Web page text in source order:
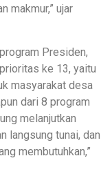
makmur,” ujar
Presiden,
ke 13, yaitu
masyarakat desa
dari 8 program
melanjutkan
langsung tunai, dan
membutuhkan,”